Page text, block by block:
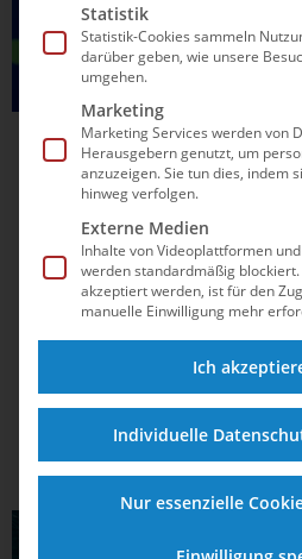
27.07.2025 13:02
Moritz Wesemann holt
Aufgaben
Lou Massenberg wird Neunter.
standen in dieser Disziplin wieder
Statistik
Statistik-Cookies sammeln
darüber geben, wie unsere
umgehen.
Marketing
Marketing Services werden von
Herausgebern genutzt, um
anzuzeigen. Sie tun dies, indem
hinweg verfolgen.
Externe Medien
Inhalte von Videoplattformen
werden standardmäßig
akzeptiert werden, ist für den
manuelle Einwilligung mehr
Ich
Individuelle
Nur essenzielle